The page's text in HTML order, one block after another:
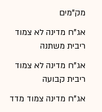
מק"מים
אג"ח מדינה לא צמוד
ריבית משתנה
אג"ח מדינה לא צמוד
ריבית קבועה
אג"ח מדינה צמוד מדד